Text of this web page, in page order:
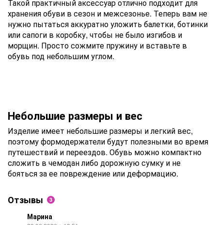
Такой практичный аксессуар отлично подходит для
хранения обуви в сезон и межсезонье. Теперь вам не
нужно пытаться аккуратно уложить балетки, ботинки
или сапоги в коробку, чтобы не было изгибов и
морщин. Просто сожмите пружину и вставьте в
обувь под небольшим углом.
Небольшие размеры и вес
Изделие имеет небольшие размеры и легкий вес,
поэтому формодержатели будут полезными во время
путешествий и переездов. Обувь можно компактно
сложить в чемодан либо дорожную сумку и не
бояться за ее повреждение или деформацию.
Отзывы 3
Марина